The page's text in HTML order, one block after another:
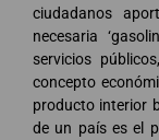
ciudadanos
necesaria
servicios
concepto
producto interior
de un país es el